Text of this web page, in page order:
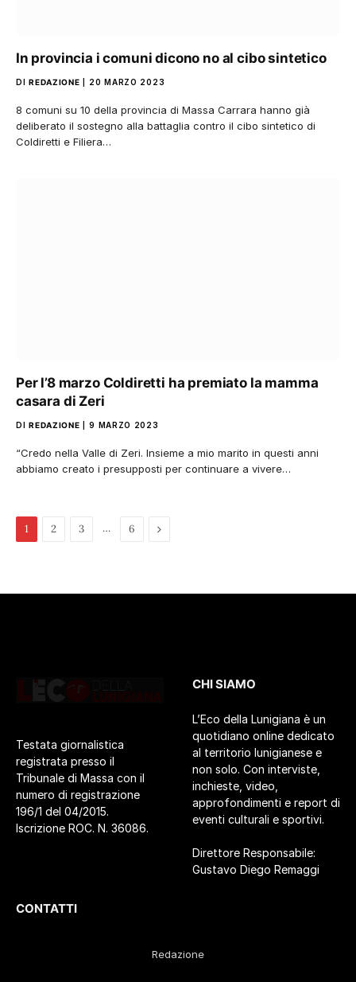
In provincia i comuni dicono no al cibo sintetico
DI REDAZIONE 20 MARZO 2023
8 comuni su 10 della provincia di Massa Carrara hanno già
deliberato il sostegno alla battaglia contro il cibo sintetico di
Coldiretti e Filiera…
Per l’8 marzo Coldiretti ha premiato la mamma
casara di Zeri
DI REDAZIONE 9 MARZO 2023
“Credo nella Valle di Zeri. Insieme a mio marito in questi anni
abbiamo creato i presupposti per continuare a vivere…
1 2 3 … 6
Pagina
Testata giornalistica
registrata presso il
Tribunale di Massa con il
numero di registrazione
196/1 del 04/2015.
Iscrizione ROC. N. 36086.
CHI SIAMO
L’Eco della Lunigiana è un
quotidiano online dedicato
al territorio lunigianese e
non solo. Con interviste,
inchieste, video,
approfondimenti e report di
eventi culturali e sportivi.
Direttore Responsabile:
Gustavo Diego Remaggi
CONTATTI
Redazione